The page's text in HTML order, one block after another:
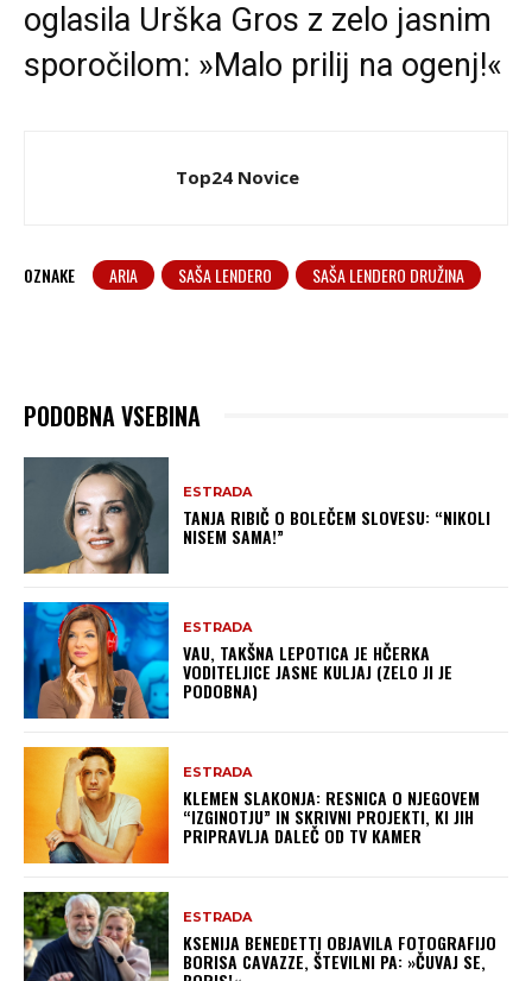
oglasila Urška Gros z zelo jasnim
sporočilom: »Malo prilij na ogenj!«
Top24 Novice
OZNAKE ARIA SAŠA LENDERO SAŠA LENDERO DRUŽINA
PODOBNA VSEBINA
ESTRADA
TANJA RIBIČ O BOLEČEM SLOVESU: “NIKOLI
NISEM SAMA!”
ESTRADA
VAU, TAKŠNA LEPOTICA JE HČERKA
VODITELJICE JASNE KULJAJ (ZELO JI JE
PODOBNA)
ESTRADA
KLEMEN SLAKONJA: RESNICA O NJEGOVEM
“IZGINOTJU” IN SKRIVNI PROJEKTI, KI JIH
PRIPRAVLJA DALEČ OD TV KAMER
ESTRADA
KSENIJA BENEDETTI OBJAVILA FOTOGRAFIJO
BORISA CAVAZZE, ŠTEVILNI PA: »ČUVAJ SE,